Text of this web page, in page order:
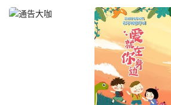
全国首部市场监督
暂无简介